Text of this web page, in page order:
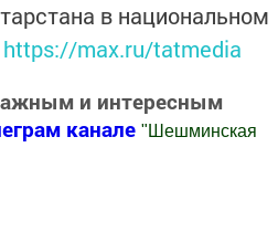
в национальном
https://max.ru/tatmedia
и интересным
канале " Шешминская